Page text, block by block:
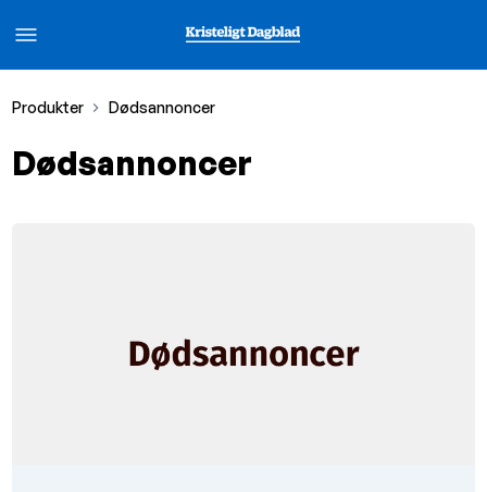
Produkter Dødsannoncer
Dødsannoncer